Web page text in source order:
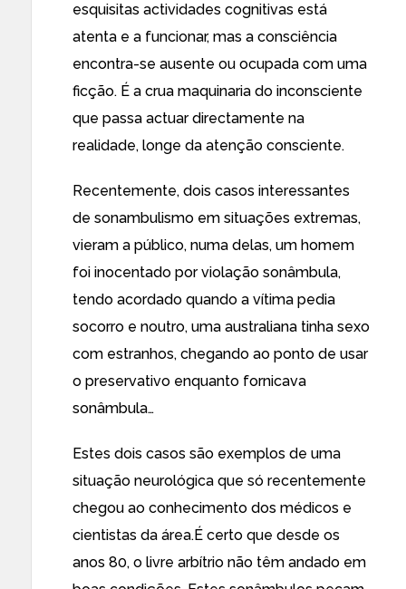
esquisitas actividades cognitivas está
atenta e a funcionar, mas a consciência
encontra-se ausente ou ocupada com uma
ficção. É a crua maquinaria do inconsciente
que passa actuar directamente na
realidade, longe da atenção consciente.
Recentemente, dois casos interessantes
de sonambulismo em situações extremas,
vieram a público, numa delas, um homem
foi inocentado por violação sonâmbula,
tendo acordado quando a vítima pedia
socorro e noutro, uma australiana tinha sexo
com estranhos, chegando ao ponto de usar
o preservativo enquanto fornicava
sonâmbula…
Estes dois casos são exemplos de uma
situação neurológica que só recentemente
chegou ao conhecimento dos médicos e
cientistas da área.É certo que desde os
anos 80, o livre arbítrio não têm andado em